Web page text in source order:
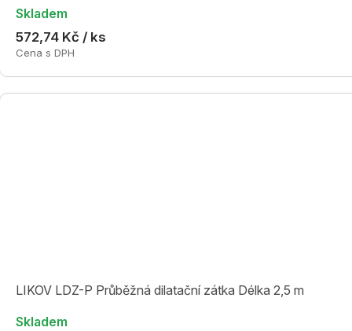
Skladem
572,74 Kč / ks
Cena s DPH
LIKOV LDZ-P Průběžná dilatační zátka Délka 2,5 m
Skladem